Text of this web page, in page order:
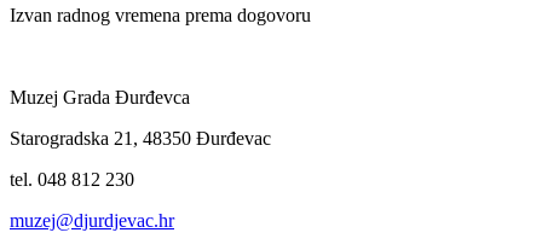
Izvan radnog vremena prema dogovoru
Muzej Grada Đurđevca
Starogradska 21, 48350 Đurđevac
tel. 048 812 230
muzej@djurdjevac.hr